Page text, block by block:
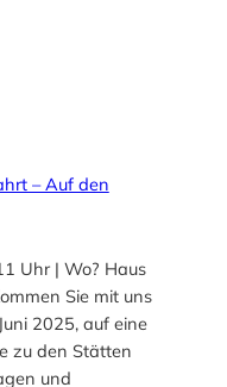
6
o
l
p
e
– Auf den
Uhr | Wo? Haus
Sie mit uns
2025, auf eine
zu den Stätten
und